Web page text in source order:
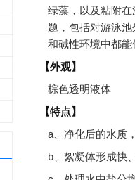
绿藻，以及粘附
题，包括对游泳
和碱性环境中都能
【外观】
棕色透明液体
【特点】
a、净化后的水质
b、絮凝体形成快